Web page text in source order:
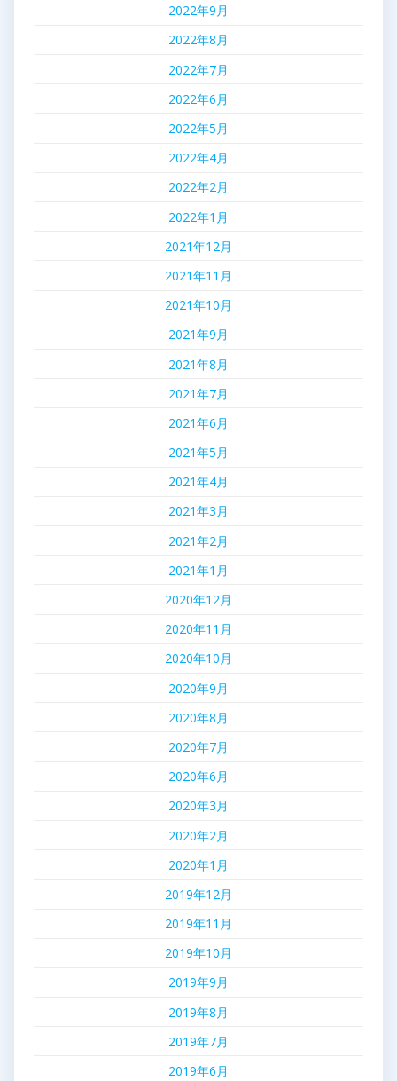
2022年9月
2022年8月
2022年7月
2022年6月
2022年5月
2022年4月
2022年2月
2022年1月
2021年12月
2021年11月
2021年10月
2021年9月
2021年8月
2021年7月
2021年6月
2021年5月
2021年4月
2021年3月
2021年2月
2021年1月
2020年12月
2020年11月
2020年10月
2020年9月
2020年8月
2020年7月
2020年6月
2020年3月
2020年2月
2020年1月
2019年12月
2019年11月
2019年10月
2019年9月
2019年8月
2019年7月
2019年6月